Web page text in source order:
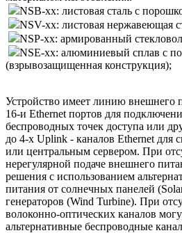
NSB-xx: листовая сталь с
NSV-xx: листовая нержавеющая
NSP-xx: армированный
NSE-xx: алюминиевый сплав с
(взрывозащищенная конструкция);
Устройство имеет линию внешнего
16-и Ethernet портов для
беспроводных точек доступа или
до 4-х Uplink - каналов Ethernet для
или центральным сервером. При
нерегулярной подаче внешнего
решения с использованием
питания от солнечных панелей
генераторов (Wind Turbine). При
волоконно-оптических каналов
альтернативные беспроводные